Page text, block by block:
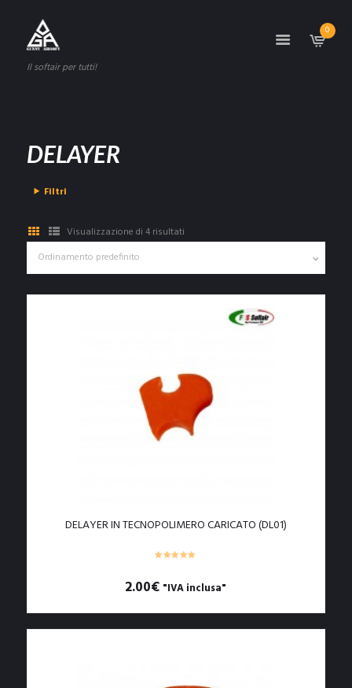
Il softair per tutti!
0
DELAYER
Filtri
Visualizzazione di 4 risultati
DELAYER IN TECNOPOLIMERO CARICATO (DL01)
2.00€ "IVA inclusa"